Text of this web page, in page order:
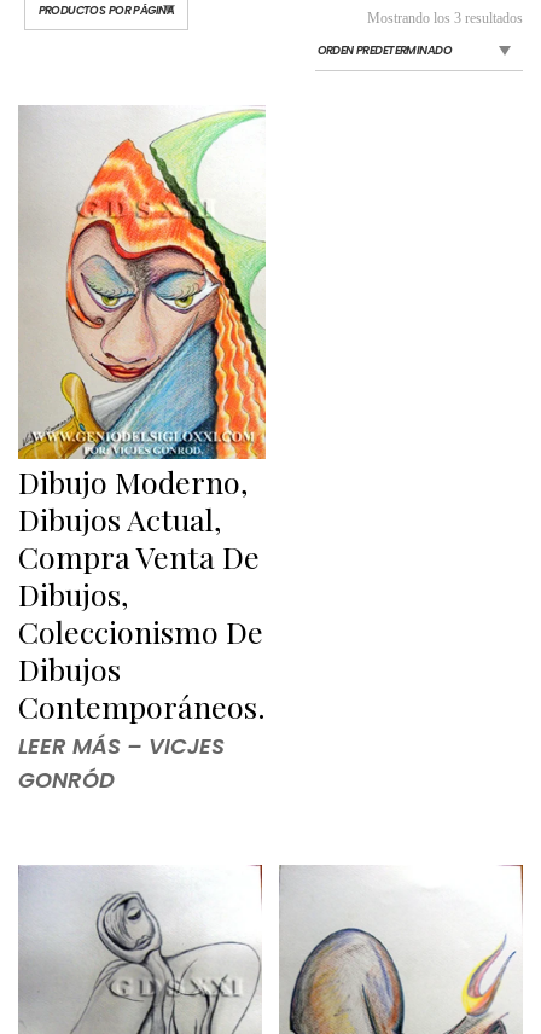
Mostrando los 3 resultados
Dibujo Moderno,
Dibujos Actual,
Compra Venta De
Dibujos,
Coleccionismo De
Dibujos
Contemporáneos.
LEER MÁS – VICJES
GONRÓD